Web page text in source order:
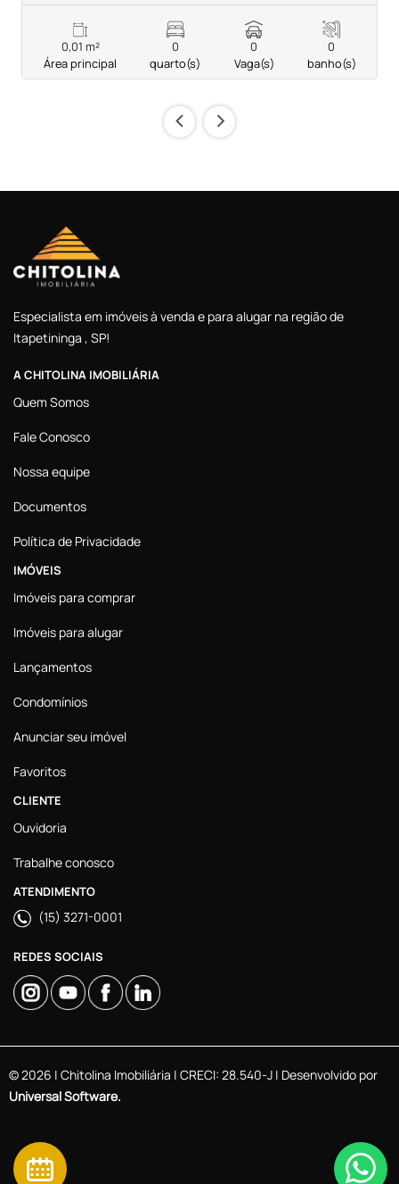
0,01 m²
Área principal
0
quarto(s)
0
Vaga(s)
0
banho(s)
‹ ›
Especialista em imóveis à venda e para alugar na região de
Itapetininga , SP!
A CHITOLINA IMOBILIÁRIA
Quem Somos
Fale Conosco
Nossa equipe
Documentos
Política de Privacidade
IMÓVEIS
Imóveis para comprar
Imóveis para alugar
Lançamentos
Condomínios
Anunciar seu imóvel
Favoritos
CLIENTE
Ouvidoria
Trabalhe conosco
ATENDIMENTO
(15) 3271-0001
REDES SOCIAIS
© 2026 | Chitolina Imobiliária | CRECI: 28.540-J | Desenvolvido por
Universal Software.